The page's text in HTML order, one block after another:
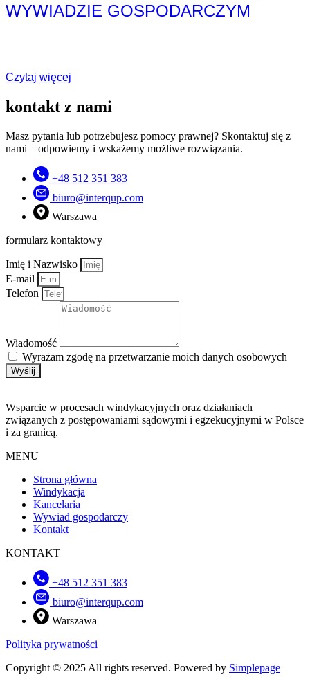
WYWIADZIE GOSPODARCZYM
Czytaj więcej
kontakt z nami
Masz pytania lub potrzebujesz pomocy prawnej? Skontaktuj się z
nami – odpowiemy i wskażemy możliwe rozwiązania.
+48 512 351 383
biuro@interqup.com
Warszawa
formularz kontaktowy
Imię i Nazwisko
E-mail
Telefon
Wiadomość
Wyrażam zgodę na przetwarzanie moich danych osobowych
Wyślij
Wsparcie w procesach windykacyjnych oraz działaniach
związanych z postępowaniami sądowymi i egzekucyjnymi w Polsce
i za granicą.
MENU
Strona główna
Windykacja
Kancelaria
Wywiad gospodarczy
Kontakt
KONTAKT
+48 512 351 383
biuro@interqup.com
Warszawa
Polityka prywatności
Copyright © 2025 All rights reserved. Powered by Simplepage